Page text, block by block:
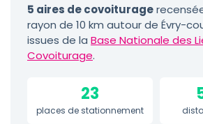
5 aires de covoiturage
rayon de 10 km autour de Évry-
issues de la Base Nationale des
Covoiturage.
23
places de stationnement